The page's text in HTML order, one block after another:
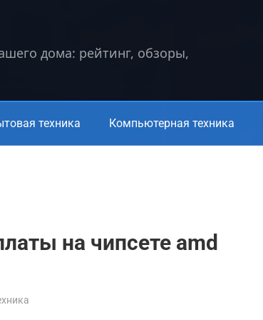
дома: рейтинг, обзоры,
техника Компьютерная техника
на чипсете amd